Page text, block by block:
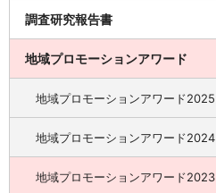
調査研究報告書
地域プロモーションアワード
地域プロモーションアワード2025
地域プロモーションアワード2024
地域プロモーションアワード2023